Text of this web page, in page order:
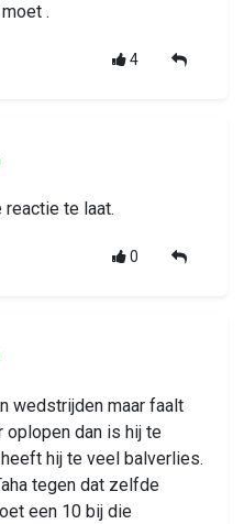
.
4
reactie te laat.
0
wedstrijden maar faalt
oplopen dan is hij te
hij te veel balverlies.
tegen dat zelfde
een 10 bij die